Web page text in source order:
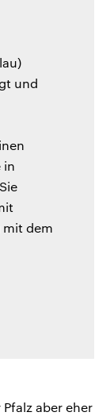
und
in
dem
aber eher